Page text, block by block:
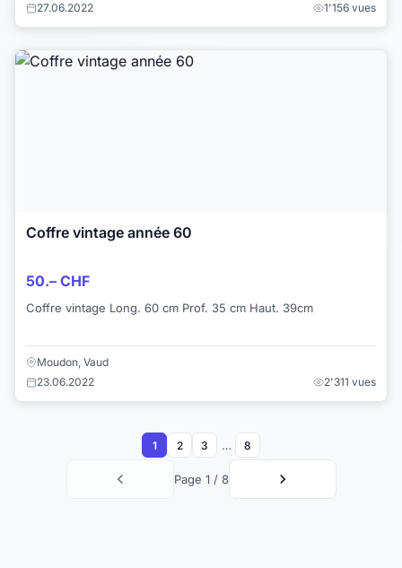
27.06.2022
1'156 vues
Coffre vintage année 60
50.– CHF
Coffre vintage Long. 60 cm Prof. 35 cm Haut. 39cm
Moudon, Vaud
23.06.2022
2'311 vues
Page 1 / 8
1 2 3 … 8